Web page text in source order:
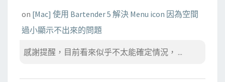
on [Mac] 使用 Bartender 5 解決 Menu icon 因為空間
過小顯示不出來的問題
感謝提醒，目前看來似乎不太能確定情況， ...